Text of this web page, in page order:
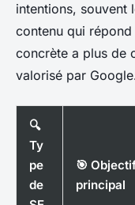
intentions, souvent
contenu qui
concrète a plus de
valorisé par
🔍
Ty
pe
de
🎯
principal